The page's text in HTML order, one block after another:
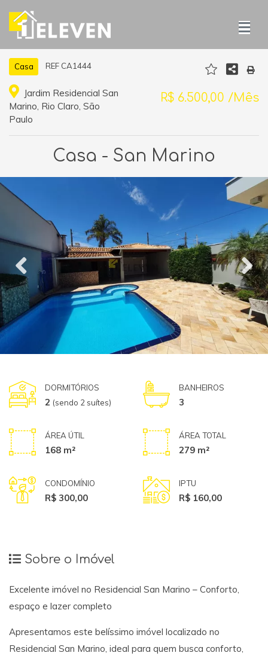
Casa REF CA1444
Jardim Residencial San
Marino, Rio Claro, São
Paulo
R$ 6.500,00 /Mês
Casa - San Marino
DORMITÓRIOS
2 (sendo 2 suítes)
BANHEIROS
3
ÁREA ÚTIL
168 m²
ÁREA TOTAL
279 m²
CONDOMÍNIO
R$ 300,00
IPTU
R$ 160,00
Sobre o Imóvel
Excelente imóvel no Residencial San Marino – Conforto,
espaço e lazer completo
Apresentamos este belíssimo imóvel localizado no
Residencial San Marino, ideal para quem busca conforto,